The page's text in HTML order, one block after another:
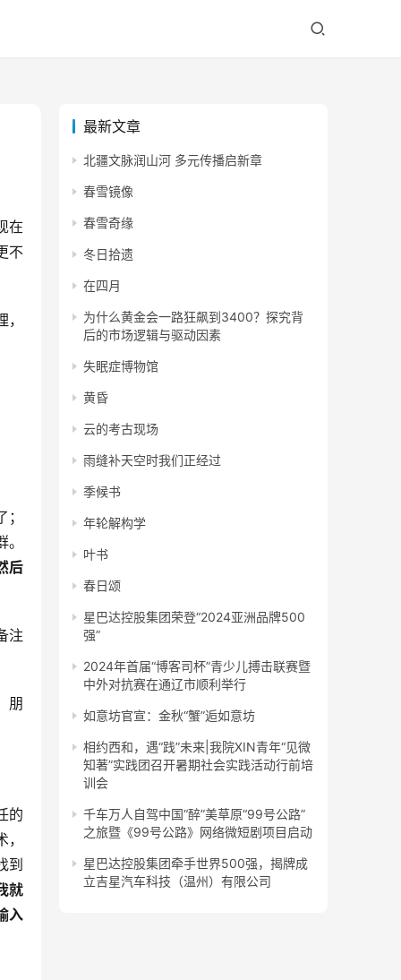
在
不
后
注
朋
的
到
就
入
最新文章
北疆文脉润山河 多元传播启新章
春雪镜像
春雪奇缘
冬日拾遗
在四月
为什么黄金会一路狂飙到3400？探究背
后的市场逻辑与驱动因素
失眠症博物馆
黄昏
云的考古现场
雨缝补天空时我们正经过
季候书
年轮解构学
叶书
春日颂
星巴达控股集团荣登“2024亚洲品牌500
强”
2024年首届“博客司杯”青少儿搏击联赛暨
中外对抗赛在通辽市顺利举行
如意坊官宣：金秋“蟹”逅如意坊
相约西和，遇“践”未来|我院XIN青年“见微
知著”实践团召开暑期社会实践活动行前培
训会
千车万人自驾中国“醉”美草原“99号公路”
之旅暨《99号公路》网络微短剧项目启动
星巴达控股集团牵手世界500强，揭牌成
立吉星汽车科技（温州）有限公司